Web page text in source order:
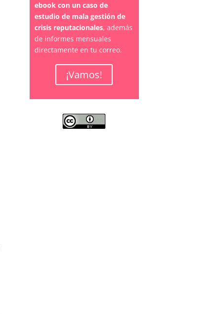
ebook con un caso de
estudio de mala gestión de
crisis reputacionales, además
de informes mensuales
directamente en tu correo.
¡Vamos!